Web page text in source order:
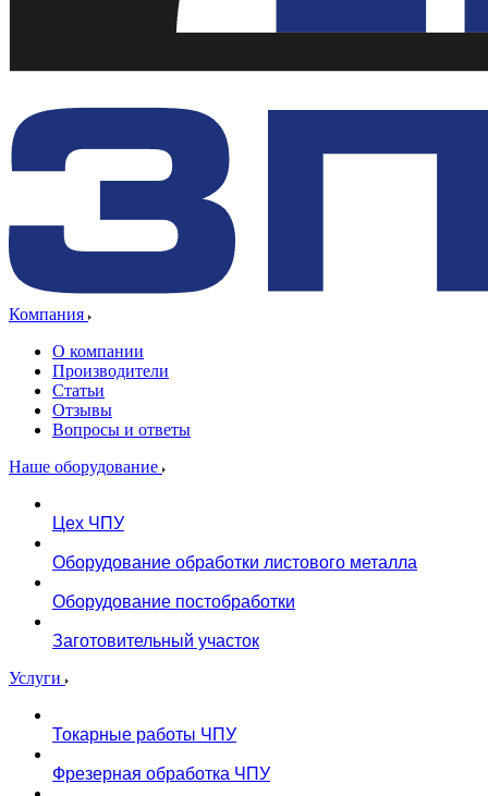
Компания
О компании
Производители
Статьи
Отзывы
Вопросы и ответы
Наше оборудование
Цех ЧПУ
Оборудование обработки листового металла
Оборудование постобработки
Заготовительный участок
Услуги
Токарные работы ЧПУ
Фрезерная обработка ЧПУ